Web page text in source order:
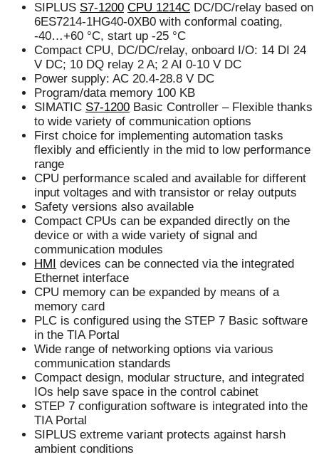
SIPLUS S7-1200 CPU 1214C DC/DC/relay based on
6ES7214-1HG40-0XB0 with conformal coating,
-40…+60 °C, start up -25 °C
Compact CPU, DC/DC/relay, onboard I/O: 14 DI 24
V DC; 10 DQ relay 2 A; 2 AI 0-10 V DC
Power supply: AC 20.4-28.8 V DC
Program/data memory 100 KB
SIMATIC S7-1200 Basic Controller – Flexible thanks
to wide variety of communication options
First choice for implementing automation tasks
flexibly and efficiently in the mid to low performance
range
CPU performance scaled and available for different
input voltages and with transistor or relay outputs
Safety versions also available
Compact CPUs can be expanded directly on the
device or with a wide variety of signal and
communication modules
HMI
devices can be connected via the integrated
Ethernet interface
CPU memory can be expanded by means of a
memory card
PLC is configured using the STEP 7 Basic software
in the TIA Portal
Wide range of networking options via various
communication standards
Compact design, modular structure, and integrated
IOs help save space in the control cabinet
STEP 7 configuration software is integrated into the
TIA Portal
SIPLUS extreme variant protects against harsh
ambient conditions